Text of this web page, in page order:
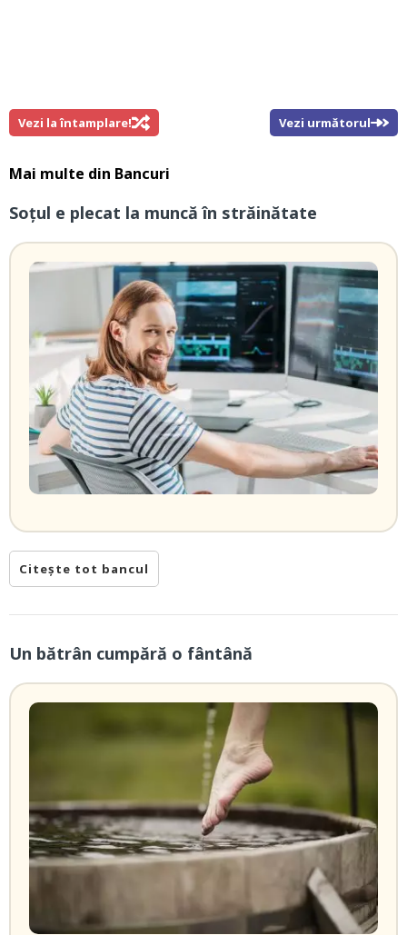
Vezi la întamplare! Vezi următorul
Mai multe din Bancuri
Soțul e plecat la muncă în străinătate
Citește tot bancul
Un bătrân cumpără o fântână